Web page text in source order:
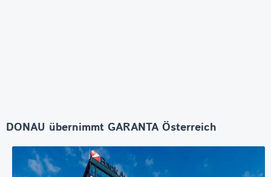
DONAU übernimmt GARANTA Österreich